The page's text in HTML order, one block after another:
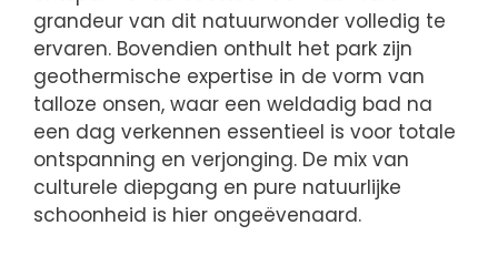
grandeur van dit natuurwonder volledig te
ervaren. Bovendien onthult het park zijn
geothermische expertise in de vorm van
talloze onsen, waar een weldadig bad na
een dag verkennen essentieel is voor totale
ontspanning en verjonging. De mix van
culturele diepgang en pure natuurlijke
schoonheid is hier ongeëvenaard.